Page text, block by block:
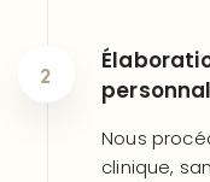
Nous
clinique,